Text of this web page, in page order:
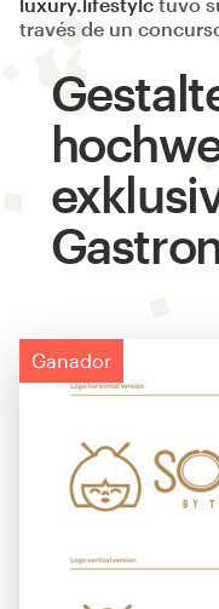
través de un
Ganador